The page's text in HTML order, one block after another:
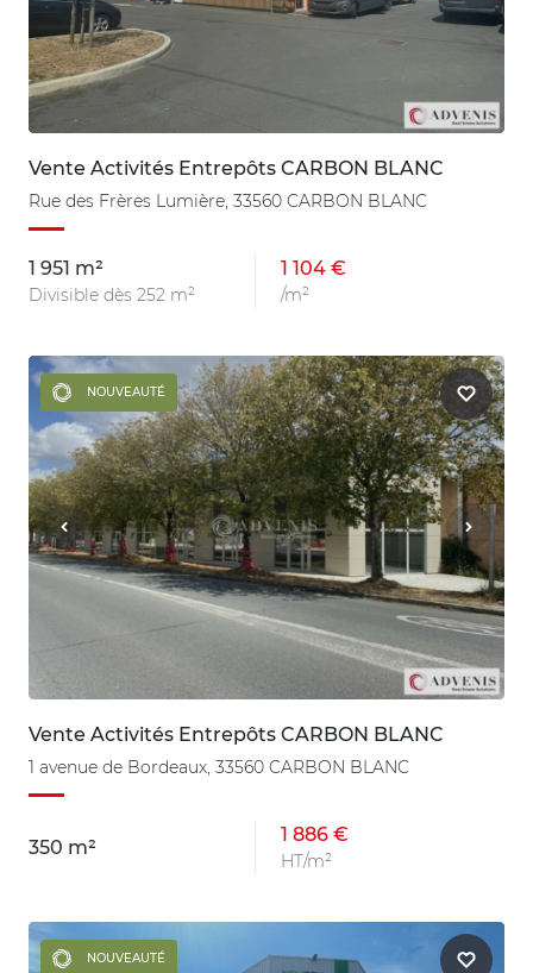
Vente Activités Entrepôts CARBON BLANC
Rue des Frères Lumière, 33560 CARBON BLANC
1 951 m²
Divisible dès 252 m²
1 104 €
/m²
NOUVEAUTÉ
Vente Activités Entrepôts CARBON BLANC
1 avenue de Bordeaux, 33560 CARBON BLANC
350 m²
1 886 €
HT/m²
NOUVEAUTÉ